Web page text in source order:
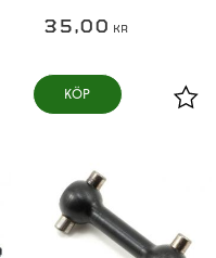
till i favoriter
35,00 KR